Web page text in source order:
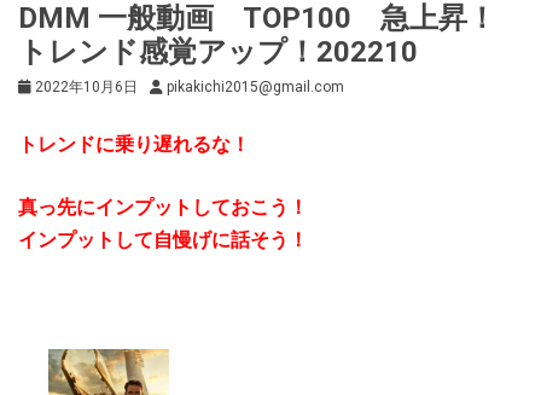
DMM 一般動画 TOP100 急上昇！
トレンド感覚アップ！202210
2022年10月6日 pikakichi2015@gmail.com
トレンドに乗り遅れるな！
真っ先にインプットしておこう！
インプットして自慢げに話そう！